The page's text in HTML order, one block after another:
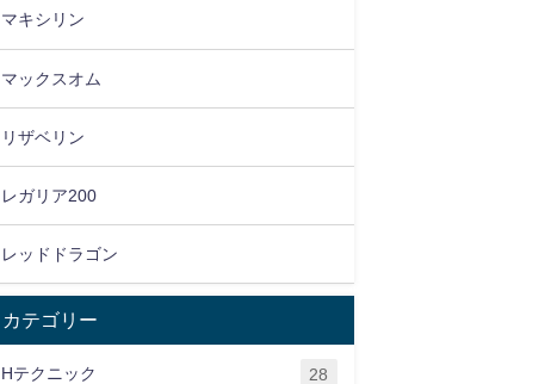
マキシリン
マックスオム
リザベリン
レガリア200
レッドドラゴン
カテゴリー
Hテクニック 28